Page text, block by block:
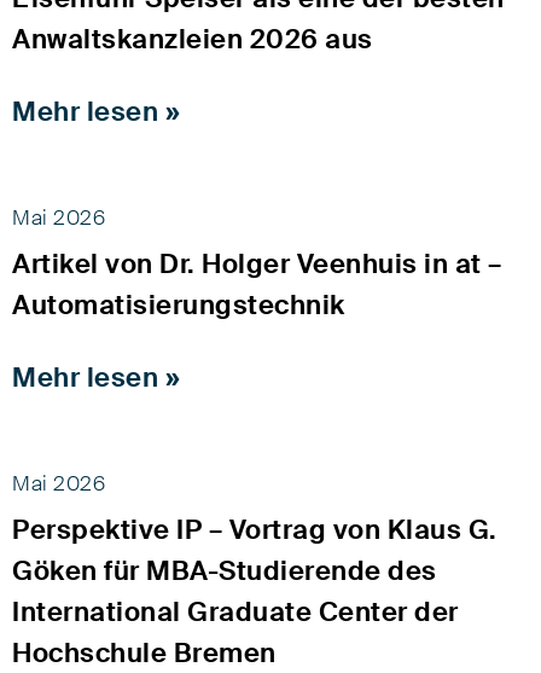
Anwaltskanzleien 2026 aus
Mehr lesen »
Mai 2026
Artikel von Dr. Holger Veenhuis in at –
Automatisierungstechnik
Mehr lesen »
Mai 2026
Perspektive IP – Vortrag von Klaus G.
Göken für MBA-Studierende des
International Graduate Center der
Hochschule Bremen